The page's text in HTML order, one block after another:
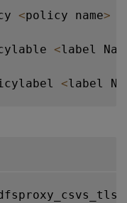
<policy name>
<label
<label